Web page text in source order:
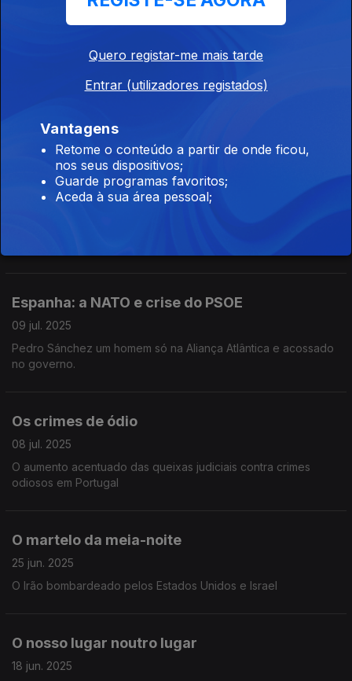
As novas regras da movida do Porto em vigor neste verão
O saldo natural negativo
O envelhecimento da população e a redução da natalidade
50 anos de independências
Espanha: a NATO e crise do PSOE
09 jul. 2025
Pedro Sánchez um homem só na Aliança Atlântica e acossado
no governo.
Os crimes de ódio
08 jul. 2025
O aumento acentuado das queixas judiciais contra crimes
odiosos em Portugal
O martelo da meia-noite
25 jun. 2025
O Irão bombardeado pelos Estados Unidos e Israel
O nosso lugar noutro lugar
18 jun. 2025
Quero registar-me mais tarde
Entrar (utilizadores registados)
Vantagens
Retome o conteúdo a partir de onde ficou,
nos seus dispositivos;
Guarde programas favoritos;
Aceda à sua área pessoal;